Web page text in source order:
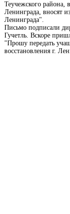
Теучежского района,
Ленинграда, вносят
Ленинграда".
Письмо подписали
Гучетль. Вскоре
"Прошу передать
восстановления г.